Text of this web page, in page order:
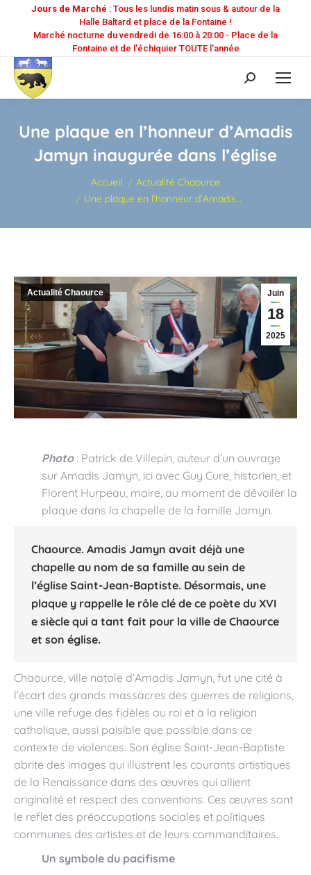
Jours de Marché : Tous les lundis matin sous & autour de la
Halle Baltard et place de la Fontaine !
Marché nocturne du vendredi de 16:00 à 20:00 - Place de la
Fontaine et de l'échiquier TOUTE l'année
Recherche
:
Une plaque en l’honneur d’Amadis
Jamyn inaugurée dans l’église
Accueil
Actualité Chaource
Une plaque en l’honneur d’Amadis…
Juin
18
2025
Actualité Chaource
Photo : Patrick de Villepin, auteur d’un ouvrage
sur Amadis Jamyn, ici avec Guy Cure, historien, et
Florent Hurpeau, maire, au moment de dévoiler la
plaque dans la chapelle de la famille Jamyn.
Chaource. Amadis Jamyn avait déjà une
chapelle au nom de sa famille au sein de
l’église Saint-Jean-Baptiste. Désormais, une
plaque y rappelle le rôle clé de ce poète du XVI
e siècle qui a tant fait pour la ville de Chaource
et son église.
Chaource, ville natale d’Amadis Jamyn, fut une cité à
l’écart des grands massacres des guerres de religions,
une ville refuge des fidèles au roi et à la religion
catholique, aussi paisible que possible dans ce
contexte de violences. Son église Saint-Jean-Baptiste
abrite des images qui illustrent les courants artistiques
de la Renaissance dans des œuvres qui allient
originalité et respect des conventions. Ces œuvres sont
le reflet des préoccupations sociales et politiques
communes des artistes et de leurs commanditaires.
Un symbole du pacifisme